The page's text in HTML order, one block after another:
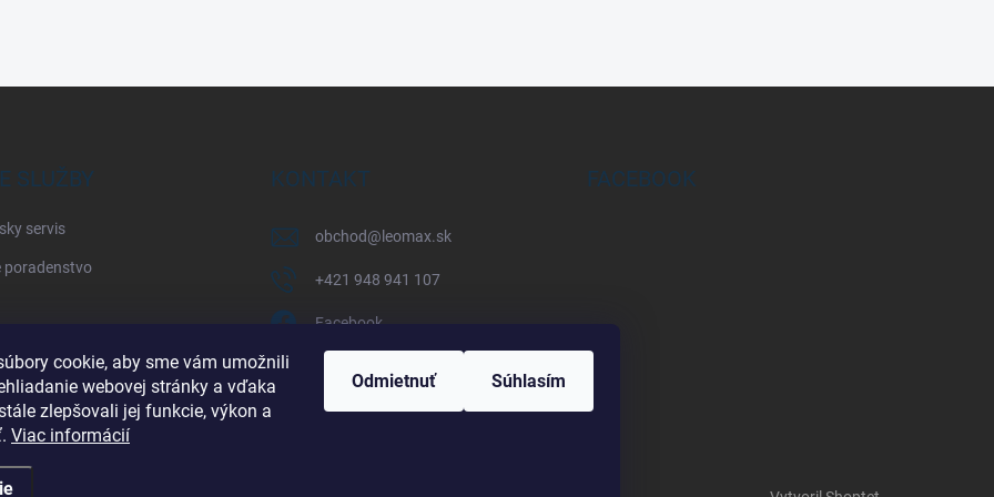
cookie, aby sme vám umožnili
webovej stránky a vďaka
zlepšovali jej funkcie, výkon a
Viac informácií
Odmietnuť Súhlasím
SLUŽBY
servis
poradenstvo
KONTAKT
obchod@ leomax.sk
+421 948 941 107
Facebook
+421 948 941 107
FACEBOOK